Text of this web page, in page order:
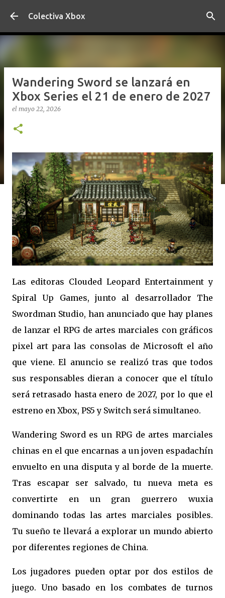
Ir al contenido principal
Colectiva Xbox
Wandering Sword se lanzará en
Xbox Series el 21 de enero de 2027
el mayo 22, 2026
Las editoras Clouded Leopard Entertainment y
Spiral Up Games, junto al desarrollador The
Swordman Studio, han anunciado que hay planes
de lanzar el RPG de artes marciales con gráficos
pixel art para las consolas de Microsoft el año
que viene. El anuncio se realizó tras que todos
sus responsables dieran a conocer que el título
será retrasado hasta enero de 2027, por lo que el
estreno en Xbox, PS5 y Switch será simultaneo.
Wandering Sword es un RPG de artes marciales
chinas en el que encarnas a un joven espadachín
envuelto en una disputa y al borde de la muerte.
Tras escapar ser salvado, tu nueva meta es
convertirte en un gran guerrero wuxia
dominando todas las artes marciales posibles.
Tu sueño te llevará a explorar un mundo abierto
por diferentes regiones de China.
Los jugadores pueden optar por dos estilos de
juego. Uno basado en los combates de turnos